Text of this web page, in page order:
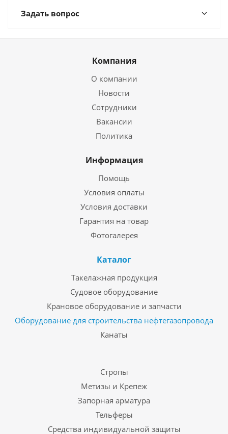
Задать вопрос
Компания
О компании
Новости
Сотрудники
Вакансии
Политика
Информация
Помощь
Условия оплаты
Условия доставки
Гарантия на товар
Фотогалерея
Каталог
Такелажная продукция
Судовое оборудование
Крановое оборудование и запчасти
Оборудование для строительства нефтегазопровода
Канаты
Стропы
Метизы и Крепеж
Запорная арматура
Тельферы
Средства индивидуальной защиты